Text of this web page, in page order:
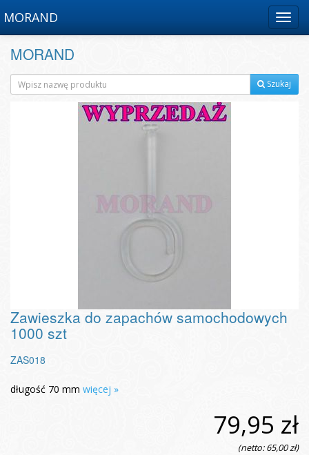
Menu
MORAND
MORAND
Szukaj
Zawieszka do zapachów samochodowych
1000 szt
ZAS018
długość 70 mm więcej »
79,95 zł
(netto: 65,00 zł)